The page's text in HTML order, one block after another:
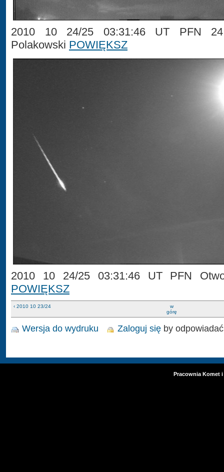
2010 10 24/25 03:31:46 UT PFN 24
Polakowski POWIĘKSZ
2010 10 24/25 03:31:46 UT PFN
POWIĘKSZ
‹ 2010 10 23/24
w
górę
Wersja do wydruku Zaloguj się by odpowiadać
Pracownia Komet